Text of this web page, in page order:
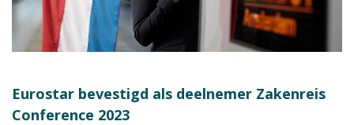
Eurostar bevestigd als deelnemer Zakenreis
Conference 2023